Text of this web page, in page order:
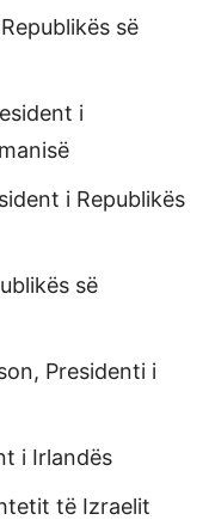
së
i
i Republikës
së
Presidenti i
i Irlandës
të Izraelit